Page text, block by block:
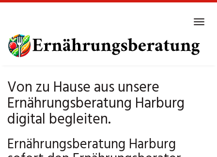
main
content
Von zu Hause aus unsere
Ernährungsberatung Harburg
digital begleiten.
Ernährungsberatung Harburg